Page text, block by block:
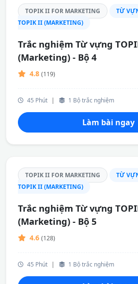
TOPIK II FOR MARKETING
TỪ
TOPIK II (MARKETING)
Trắc nghiệm Từ vựng
(Marketing) - Bộ 4
4.8 (119)
45 Phút | 1 Bộ trắc nghiệm
Làm bài ngay
TOPIK II FOR MARKETING
TỪ
TOPIK II (MARKETING)
Trắc nghiệm Từ vựng
(Marketing) - Bộ 5
4.6 (128)
45 Phút | 1 Bộ trắc nghiệm